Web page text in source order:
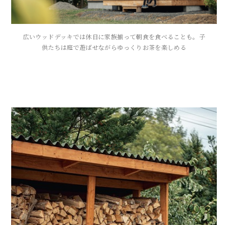
広いウッドデッキでは休日に家族揃って朝食を食べることも。子
供たちは庭で遊ばせながらゆっくりお茶を楽しめる